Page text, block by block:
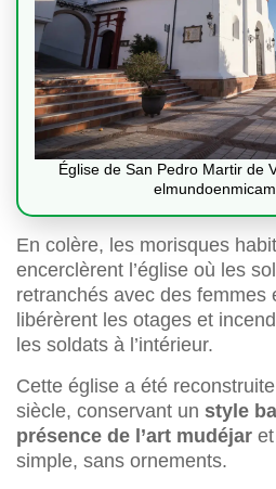
Église de San Pedro Martir de
En colère, les morisques
encerclèrent l’église où les
retranchés avec des femmes
libérèrent les otages et
les soldats à l’intérieur.
Cette église a été
siècle, conservant un style
présence de l’art mudéjar
simple, sans ornements.